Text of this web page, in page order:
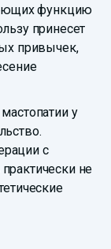
функцию
принесет
привычек,
у
с
не